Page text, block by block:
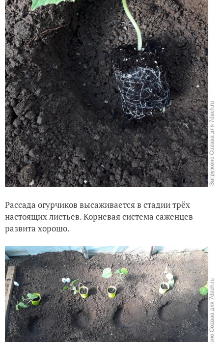
Рассада огурчиков высаживается в стадии трёх
настоящих листьев. Корневая система саженцев
развита хорошо.